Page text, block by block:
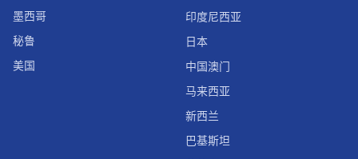
墨西哥
秘鲁
美国
印度尼西亚
日本
中国澳门
马来西亚
新西兰
巴基斯坦